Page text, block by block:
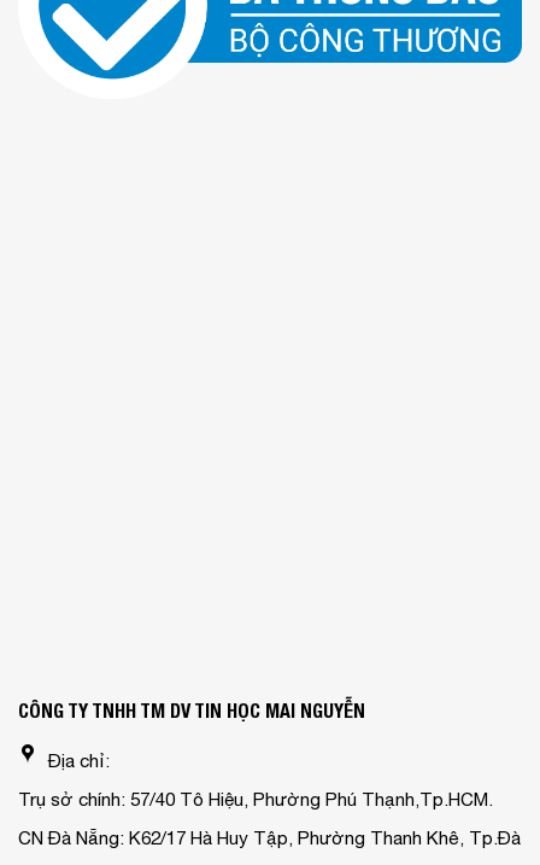
CÔNG TY TNHH TM DV TIN HỌC MAI NGUYỄN
Địa chỉ:
Trụ sở chính: 57/40 Tô Hiệu, Phường Phú Thạnh,Tp.HCM.
CN Đà Nẵng: K62/17 Hà Huy Tập, Phường Thanh Khê, Tp.Đà